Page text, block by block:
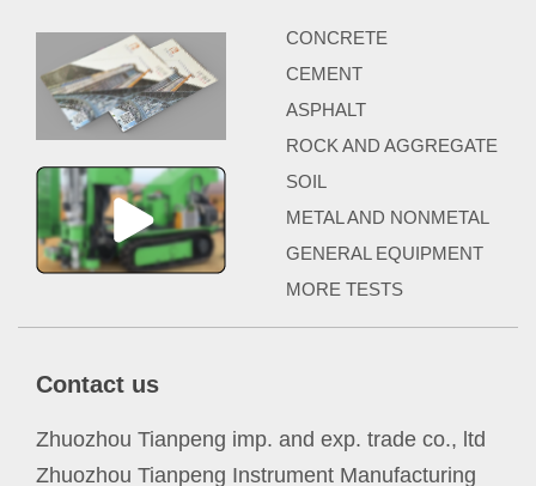
CONCRETE
CEMENT
ASPHALT
ROCK AND AGGREGATE
SOIL
METAL AND NONMETAL
GENERAL EQUIPMENT
MORE TESTS
Contact us
Zhuozhou Tianpeng imp. and exp. trade co., ltd
Zhuozhou Tianpeng Instrument Manufacturing